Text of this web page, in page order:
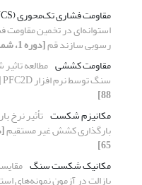
مقاومت فشاری تک‌محوری (UCS)
استوانه‌ای در تخمین
رسوبی سازند قم[دوره 1، شماره 4، 1396، صفحه 51-61]
مقاومت کششی
سنگ توسط نرم افزار PFC2D
88]
مکانیزم شکست تأثیر
بارگذاری کشش غیر مستقیم
65]
مکانیک شکست سنگ
بازالت در آزمون نمونه‌های